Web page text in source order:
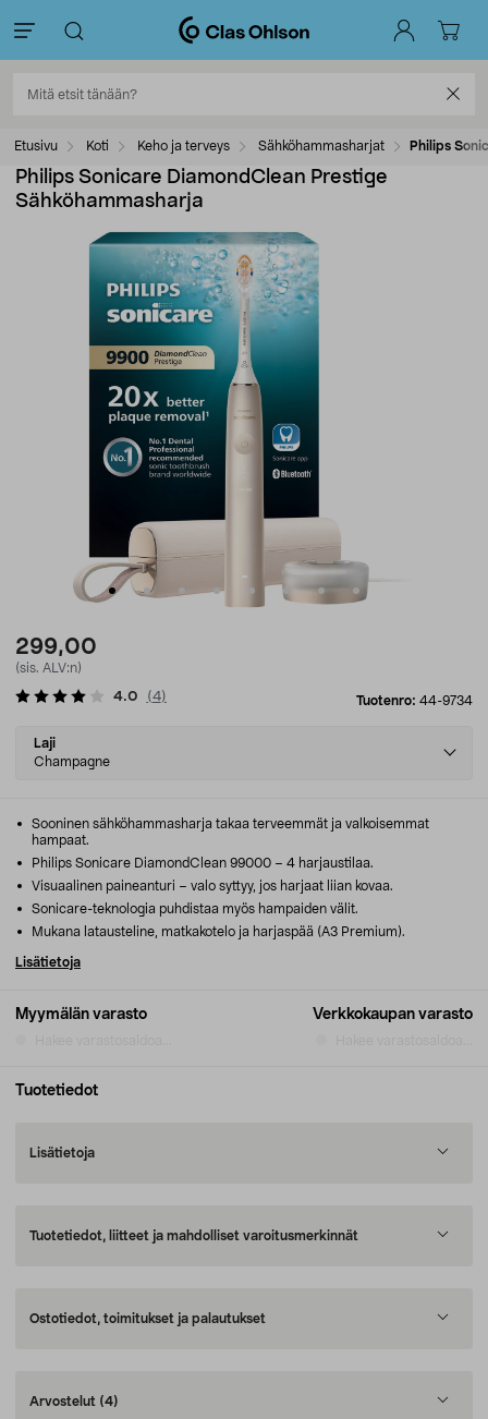
Etusivu Koti Keho ja terveys Sähköhammasharjat Philips
Philips Sonicare DiamondClean Prestige
Sähköhammasharja
299,00
(sis. ALV:n)
Tuotenro: 44-9734
4.0 (4)
Select
variant
Laji
Champagne
Myymälän varasto Verkkokaupan varasto
Sooninen sähköhammasharja takaa terveemmät ja valkoisemmat
hampaat.
Philips Sonicare DiamondClean 99000 – 4 harjaustilaa.
Visuaalinen paineanturi – valo syttyy, jos harjaat liian kovaa.
Sonicare-teknologia puhdistaa myös hampaiden välit.
Mukana latausteline, matkakotelo ja harjaspää (A3 Premium).
Lisätietoja
Tuotetiedot
Lisätietoja
Tuotetiedot, liitteet ja mahdolliset varoitusmerkinnät
Ostotiedot, toimitukset ja palautukset
Arvostelut (4)